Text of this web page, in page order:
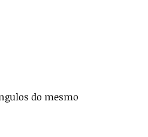
do mesmo